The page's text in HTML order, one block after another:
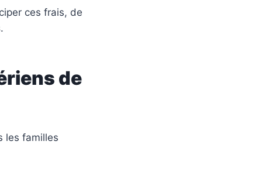
ces frais, de
de
les familles